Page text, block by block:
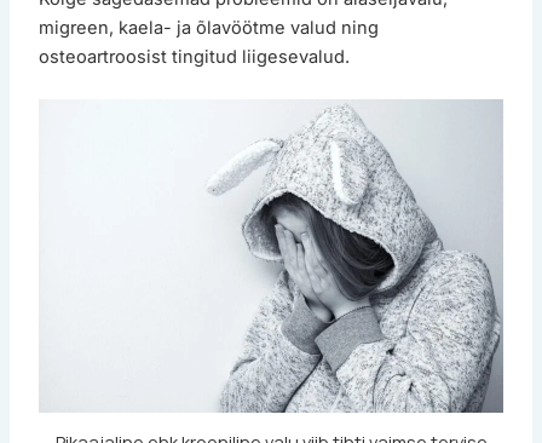
migreen, kaela- ja õlavöötme valud ning
osteoartroosist tingitud liigesevalud.